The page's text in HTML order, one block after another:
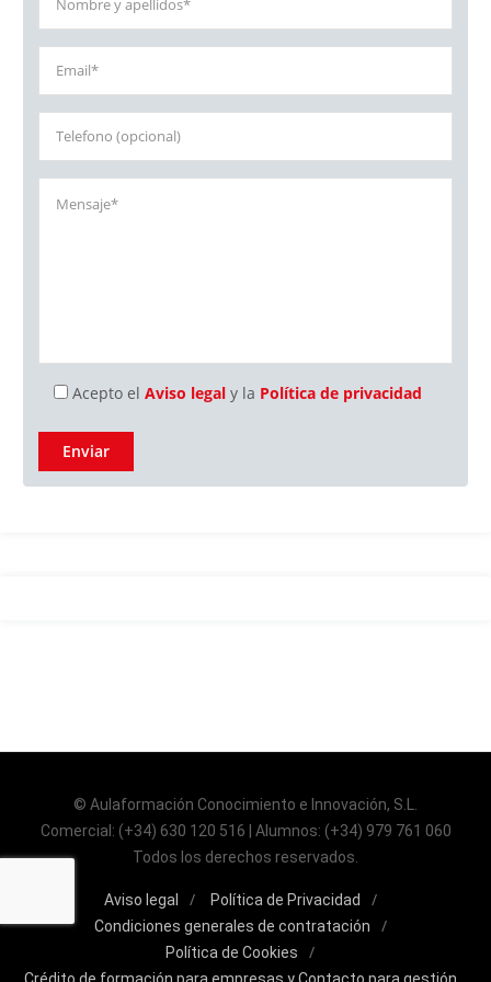
Unidad 9. Gestión del tiempo
empresarial
Módulo 5. Negociación: estrategias y técnicas para la
negociación comercial
Módulo 6. Inteligencia emocional: la gestión de emociones
Intelligence y Big Data
Unidad 4. Tecnologías 4.0: Interconectividad e Internet de
artificial
Unidad 5. Lean Digital Industria 4.0: Lean Manufacturing e
Unidad 1. Fundamentos de logística
Unidad 2. Gestión Logística
Módulo III. Competencias transversales aplicadas a las
Operaciones y Logística
Acepto el Aviso legal y la Política de privacidad
© Aulaformación Conocimiento e Innovación, S.L.
Comercial: (+34) 630 120 516 | Alumnos: (+34) 979 761 060
Todos los derechos reservados.
Aviso legal
Política de Privacidad
Condiciones generales de contratación
Política de Cookies
Crédito de formación para empresas y Contacto para gestión